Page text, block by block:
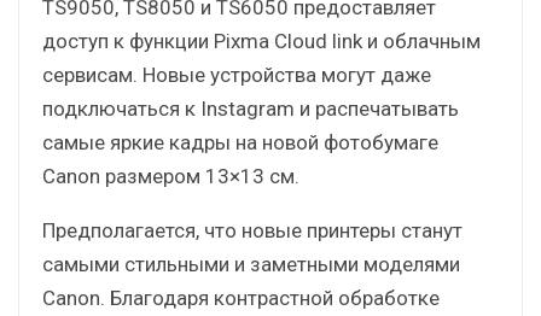
TS9050, TS8050 и TS6050 предоставляет
доступ к функции Pixma Cloud link и облачным
сервисам. Новые устройства могут даже
подключаться к Instagram и распечатывать
самые яркие кадры на новой фотобумаге
Canon размером 13×13 см.
Предполагается, что новые принтеры станут
самыми стильными и заметными моделями
Canon. Благодаря контрастной обработке